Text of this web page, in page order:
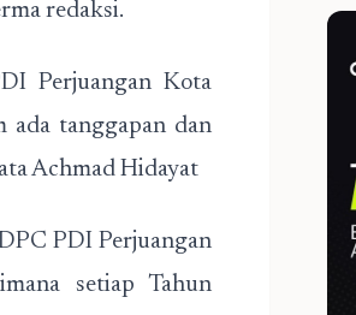
redaksi.
Perjuangan Kota
ada tanggapan dan
Achmad Hidayat
PDI Perjuangan
setiap Tahun